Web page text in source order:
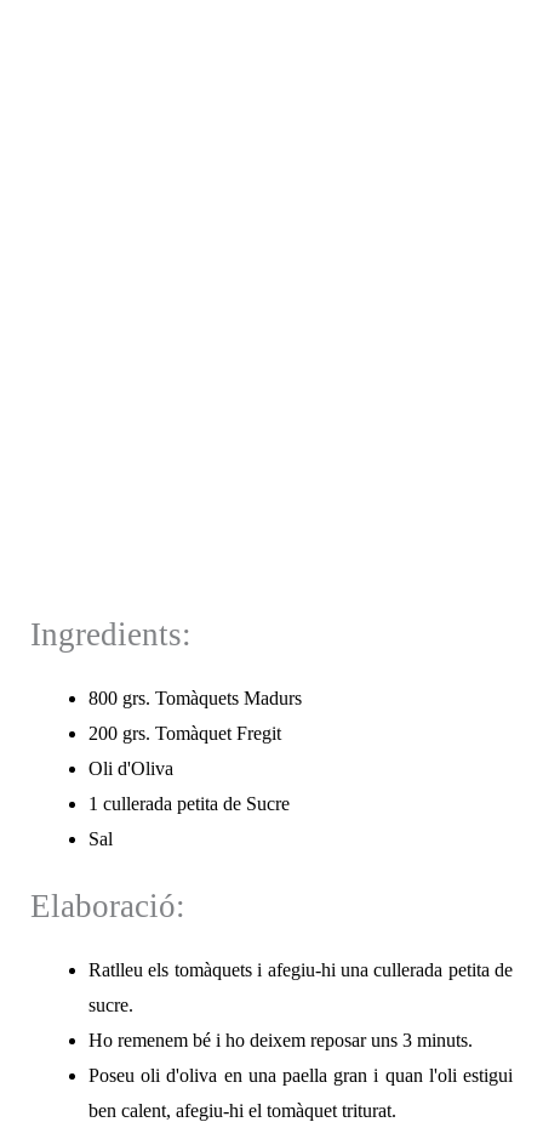
Ingredients:
800 grs. Tomàquets Madurs
200 grs. Tomàquet Fregit
Oli d'Oliva
1 cullerada petita de Sucre
Sal
Elaboració:
Ratlleu els tomàquets i afegiu-hi una cullerada petita de
sucre.
Ho remenem bé i ho deixem reposar uns 3 minuts.
Poseu oli d'oliva en una paella gran i quan l'oli estigui
ben calent, afegiu-hi el tomàquet triturat.